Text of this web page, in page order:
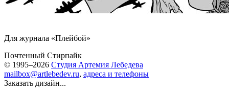
Для журнала «Плейбой»
Почтенный Стирпайк
© 1995–2026 Студия Артемия Лебедева
mailbox@artlebedev.ru, адреса и телефоны
Заказать дизайн...